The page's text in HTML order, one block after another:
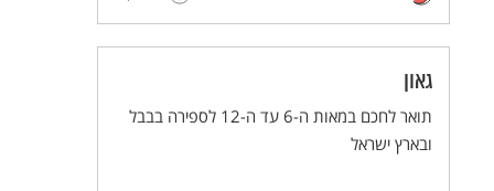
אישה בעל כורחה.
גאון
תואר לחכם במאות ה-6 עד ה-12 לספירה בבבל
ובארץ ישראל